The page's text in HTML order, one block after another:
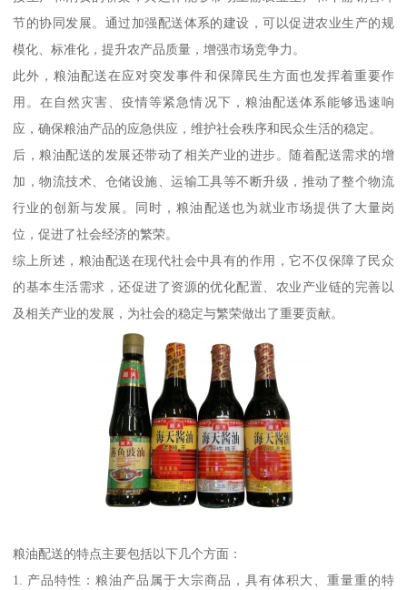
节的协同发展。通过加强配送体系的建设，可以促进农业生产的规
模化、标准化，提升农产品质量，增强市场竞争力。
此外，粮油配送在应对突发事件和保障民生方面也发挥着重要作
用。在自然灾害、疫情等紧急情况下，粮油配送体系能够迅速响
应，确保粮油产品的应急供应，维护社会秩序和民众生活的稳定。
后，粮油配送的发展还带动了相关产业的进步。随着配送需求的增
加，物流技术、仓储设施、运输工具等不断升级，推动了整个物流
行业的创新与发展。同时，粮油配送也为就业市场提供了大量岗
位，促进了社会经济的繁荣。
综上所述，粮油配送在现代社会中具有的作用，它不仅保障了民众
的基本生活需求，还促进了资源的优化配置、农业产业链的完善以
及相关产业的发展，为社会的稳定与繁荣做出了重要贡献。
粮油配送的特点主要包括以下几个方面：
1. 产品特性：粮油产品属于大宗商品，具有体积大、重量重的特